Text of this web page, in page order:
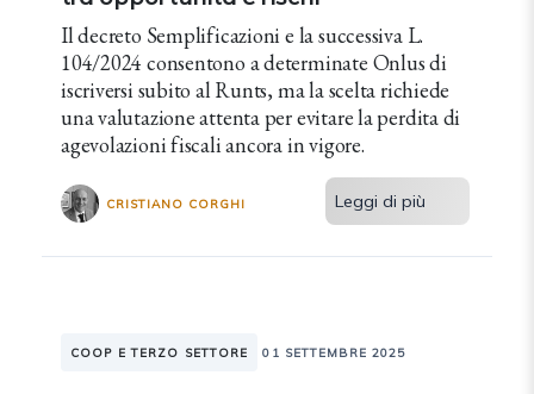
Il decreto Semplificazioni e la successiva L.
104/2024 consentono a determinate Onlus di
iscriversi subito al Runts, ma la scelta richiede
una valutazione attenta per evitare la perdita di
agevolazioni fiscali ancora in vigore.
CRISTIANO CORGHI Leggi di più
COOP E TERZO SETTORE 01 SETTEMBRE 2025